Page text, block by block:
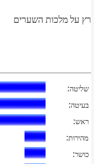
רץ על מלכות השערים
שליטה:
בעיטה:
ראש:
מהירות:
כושר: